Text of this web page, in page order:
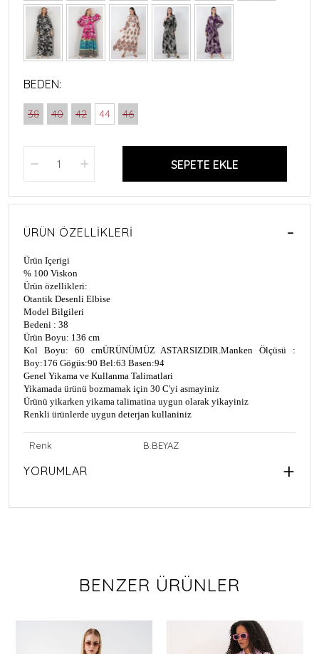
BEDEN:
38 40 42 44 46
SEPETE EKLE
ÜRÜN ÖZELLIKLERI
Ürün Içerigi
% 100 Viskon
Ürün özellikleri:
Otantik Desenli Elbise
Model Bilgileri
Bedeni : 38
Ürün Boyu: 136 cm
Kol Boyu: 60 cmÜRÜNÜMÜZ ASTARSIZDIR.Manken Ölçüsü :
Boy:176 Gögüs:90 Bel:63 Basen:94
Genel Yikama ve Kullanma Talimatlari
Yikamada ürünü bozmamak için 30 C'yi asmayiniz
Ürünü yikarken yikama talimatina uygun olarak yikayiniz
Renkli ürünlerde uygun deterjan kullaniniz
Renk B.BEYAZ
YORUMLAR
BENZER ÜRÜNLER